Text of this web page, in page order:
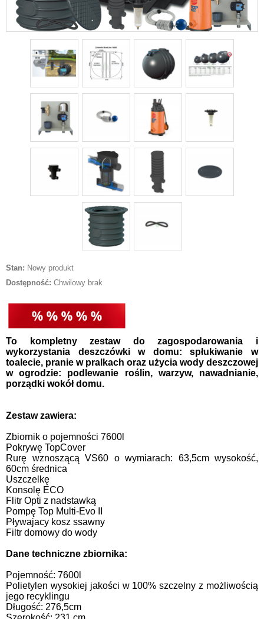
Stan: Nowy produkt
Dostępność: Chwilowy brak
To kompletny zestaw do zagospodarowania i
wykorzystania deszczówki w domu: spłukiwanie w
toalecie, pranie w pralkach oraz użycia wody deszczowej
w ogrodzie: podlewanie roślin, warzyw, nawadnianie,
porządki wokół domu.
Zestaw zawiera:
Zbiornik o pojemności 7600l
Pokrywę TopCover
Rurę wznoszącą VS60 o wymiarach: 63,5cm wysokość,
60cm średnica
Uszczelkę
Konsolę ECO
Flitr Opti z nadstawką
Pompę Top Multi-Evo II
Pływajacy kosz ssawny
Filtr domowy do wody
Dane techniczne zbiornika:
Pojemność: 7600l
Polietylen wysokiej jakości w 100% szczelny z możliwością
jego recyklingu
Długość: 276,5cm